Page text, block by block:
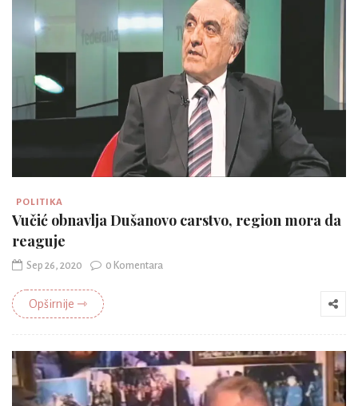
POLITIKA
Vučić obnavlja Dušanovo carstvo, region mora da
reaguje
Sep 26, 2020 0 Komentara
Opširnije ⇾